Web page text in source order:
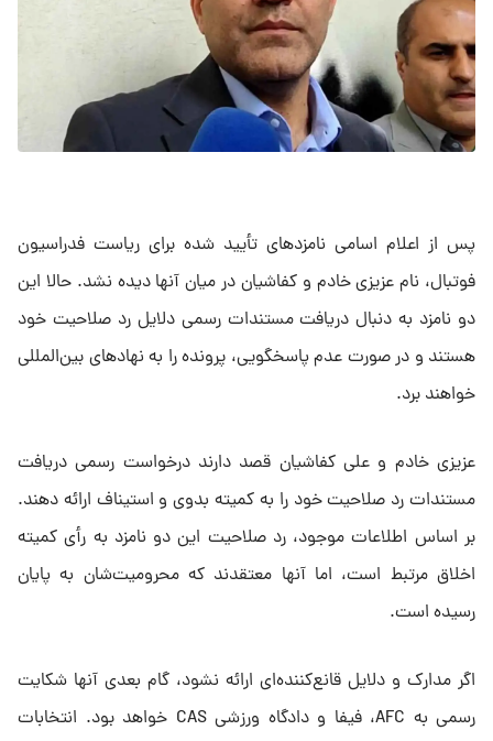
پس از اعلام اسامی نامزدهای تأیید شده برای ریاست فدراسیون
فوتبال، نام عزیزی خادم و کفاشیان در میان آنها دیده نشد. حالا این
دو نامزد به دنبال دریافت مستندات رسمی دلایل رد صلاحیت خود
هستند و در صورت عدم پاسخگویی، پرونده را به نهادهای بین‌المللی
خواهند برد.
عزیزی خادم و علی کفاشیان قصد دارند درخواست رسمی دریافت
مستندات رد صلاحیت خود را به کمیته بدوی و استیناف ارائه دهند.
بر اساس اطلاعات موجود، رد صلاحیت این دو نامزد به رأی کمیته
اخلاق مرتبط است، اما آنها معتقدند که محرومیت‌شان به پایان
رسیده است.
اگر مدارک و دلایل قانع‌کننده‌ای ارائه نشود، گام بعدی آنها شکایت
رسمی به AFC، فیفا و دادگاه ورزشی CAS خواهد بود. انتخابات